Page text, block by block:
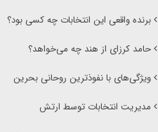
برنده واقعی این انتخابات چه کسی بود؟
حامد کرزای از هند چه می‌خواهد؟
ویژگی‌های با نفوذترین روحانی بحرین
مدیریت انتخابات توسط ارتش